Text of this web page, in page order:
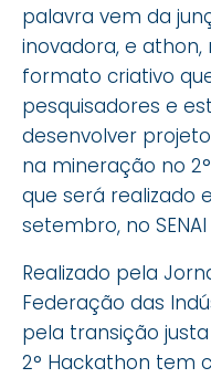
palavra vem da
inovadora, e
formato criativo
pesquisadores e
desenvolver
na mineração no
que será realizado
setembro, no
Realizado pela
Federação das
pela transição
2° Hackathon tem